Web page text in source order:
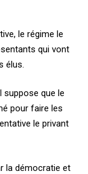
le régime le
qui vont
élus.
suppose que le
pour faire les
le privant
la démocratie et